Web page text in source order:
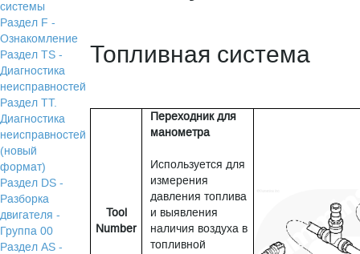
системы
Раздел F -
Ознакомление
Раздел TS -
Диагностика
неисправностей
Раздел TТ.
Диагностика
неисправностей
(новый
формат)
Раздел DS -
Разборка
двигателя -
Группа 00
Раздел АS -
Топливная система
Tool
Number
Переходник для
манометра
Используется для
измерения
давления топлива
и выявления
наличия воздуха в
топливной